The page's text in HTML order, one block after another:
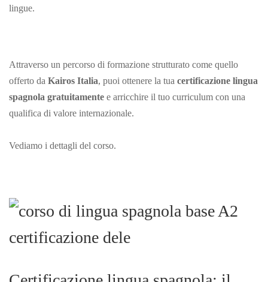
lingue.
Attraverso un percorso di formazione strutturato come quello
offerto da Kairos Italia, puoi ottenere la tua certificazione lingua
spagnola gratuitamente e arricchire il tuo curriculum con una
qualifica di valore internazionale.
Vediamo i dettagli del corso.